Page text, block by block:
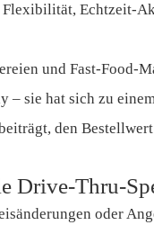
Echtzeit-
und Fast-Food-
sie hat sich zu
den
Drive-Thru-
oder